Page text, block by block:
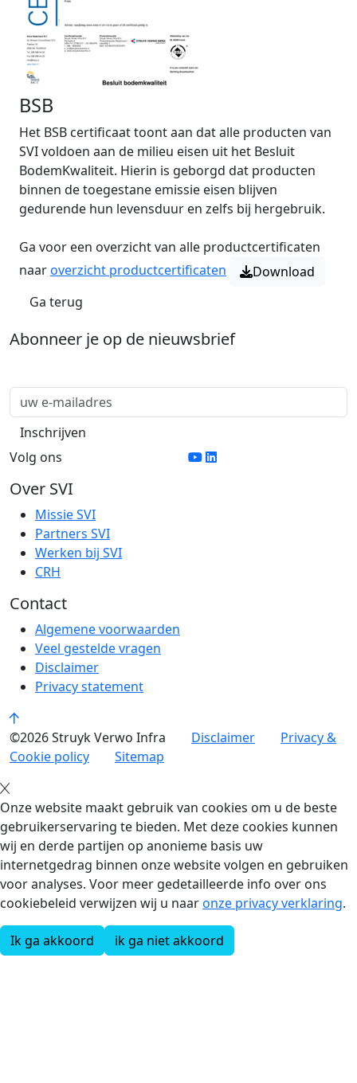
BSB
Het BSB certificaat toont aan dat alle producten van
SVI voldoen aan de milieu eisen uit het Besluit
BodemKwaliteit. Hierin is geborgd dat producten
binnen de toegestane emissie eisen blijven
gedurende hun levensduur en zelfs bij hergebruik.
Ga voor een overzicht van alle productcertificaten
naaroverzicht productcertificaten
Download
Ga terug
Abonneer je op de nieuwsbrief
Volg ons
Over SVI
Missie SVI
Partners SVI
Werken bij SVI
CRH
Contact
Algemene voorwaarden
Veel gestelde vragen
Disclaimer
Privacy statement
©2026 Struyk Verwo Infra Disclaimer
Privacy &
Cookie policy
Sitemap
Onze website maakt gebruik van cookies om u de beste
gebruikerservaring te bieden. Met deze cookies kunnen
wij en derde partijen op anonieme basis uw
internetgedrag binnen onze website volgen en gebruiken
voor analyses. Voor meer gedetailleerde info over ons
cookiebeleid verwijzen wij u naaronze privacy verklaring.
Ik ga akkoord ik ga niet akkoord